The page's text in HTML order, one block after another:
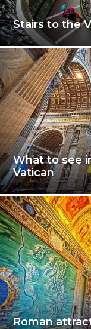
Stairs to the
What to see
Vatican
Roman